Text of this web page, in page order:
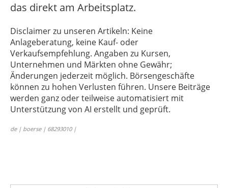
das direkt am Arbeitsplatz.
Disclaimer zu unseren Artikeln: Keine
Anlageberatung, keine Kauf- oder
Verkaufsempfehlung. Angaben zu Kursen,
Unternehmen und Märkten ohne Gewähr;
Änderungen jederzeit möglich. Börsengeschäfte
können zu hohen Verlusten führen. Unsere Beiträge
werden ganz oder teilweise automatisiert mit
Unterstützung von AI erstellt und geprüft.
de | boerse | 68293010 |